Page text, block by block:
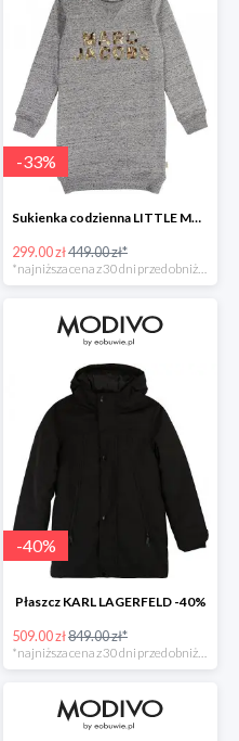
-33%
Sukienka codzienna LITTLE MARC JACOBS -33%
299.00 zł449.00 zł*
-40%
Płaszcz KARL LAGERFELD -40%
509.00 zł849.00 zł*
*najniższa cena z 30 dni przed obniżką